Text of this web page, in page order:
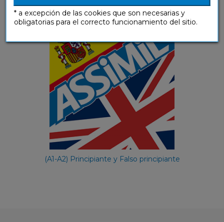
e-métodos
(A1-A2) Principiante y Falso principiante
* a excepción de las cookies que son necesarias y
obligatorias para el correcto funcionamiento del sitio.